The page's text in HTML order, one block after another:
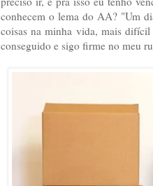
conhecem o lema do AA? "Um
coisas na minha vida, mais difícil
conseguido e sigo firme no meu